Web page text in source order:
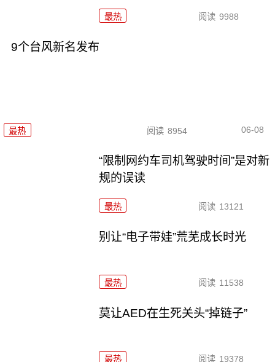
最热 阅读 9988
9个台风新名发布
最热 阅读 8954 06-08
“限制网约车司机驾驶时间”是对新
规的误读
最热 阅读 13121
别让“电子带娃”荒芜成长时光
最热 阅读 11538
莫让AED在生死关头“掉链子”
最热 阅读 19378